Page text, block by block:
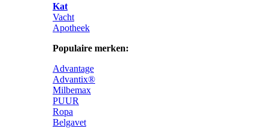
Kat
Vacht
Apotheek
Populaire merken:
Advantage
Advantix®
Milbemax
PUUR
Ropa
Belgavet